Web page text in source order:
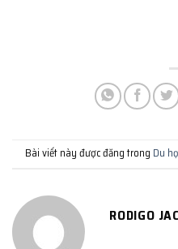
Bài viết này được đăng trong Du
RODIGO